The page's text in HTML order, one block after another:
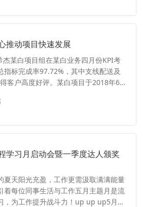
的倾囊相授，让每个人受益匪浅。主要
推动项目快速发展
某白项目组在某白业务四月份KPI考
指标完成率97.72%，其中支线配送及
客户高度好评。某白项目于2018年6
压力。为了保证运营，现场的运作同
忙的时候连轴三个月没有休息。某白
学习月启动会暨一季度达人颁奖
夏天阳光充盈，工作更需汲取满满能量
着每位同事生活与工作五月主题月是流
，为工作提升战斗力！up up up5月